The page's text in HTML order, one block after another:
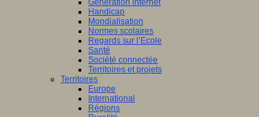
Génération internet
Handicap
Mondialisation
Normes scolaires
Regards sur l’Ecole
Santé
Société connectée
Territoires et projets
Territoires
Europe
International
Régions